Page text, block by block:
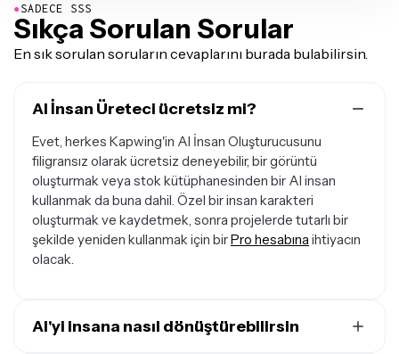
●SADECE SSS
Sıkça Sorulan Sorular
En sık sorulan soruların cevaplarını burada bulabilirsin.
AI İnsan Üreteci ücretsiz mi?
Evet, herkes Kapwing'in AI İnsan Oluşturucusunu
filigransız olarak ücretsiz deneyebilir, bir görüntü
oluşturmak veya stok kütüphanesinden bir AI insan
kullanmak da buna dahil. Özel bir insan karakteri
oluşturmak ve kaydetmek, sonra projelerde tutarlı bir
şekilde yeniden kullanmak için birPro hesabına ihtiyacın
olacak.
AI'yi insana nasıl dönüştürebilirsin